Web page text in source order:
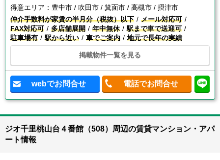
得意エリア： 豊中市 / 吹田市 / 箕面市 / 高槻市 / 摂津市
仲介手数料が家賃の半月分（税抜）以下
メール対応可
FAX対応可
多店舗展開 年中無休
駅まで車で送迎可
駐車場有
駅から近い 車でご案内 地元で長年の実績
掲載物件一覧を見る
webでお問合せ 電話でお問合せ
ジオ千里桃山台４番館（508）周辺の賃貸マンション・アパ
ート情報